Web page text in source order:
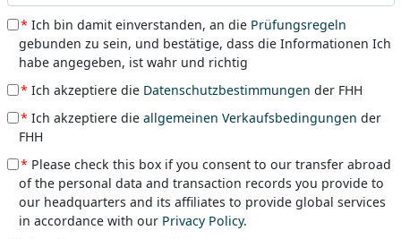
* Ich bin damit einverstanden, an die Prüfungsregeln
gebunden zu sein, und bestätige, dass die Informationen Ich
habe angegeben, ist wahr und richtig
* Ich akzeptiere die Datenschutzbestimmungen der FHH
* Ich akzeptiere die allgemeinen Verkaufsbedingungen der
FHH
* Please check this box if you consent to our transfer abroad
of the personal data and transaction records you provide to
our headquarters and its affiliates to provide global services
in accordance with our Privacy Policy.